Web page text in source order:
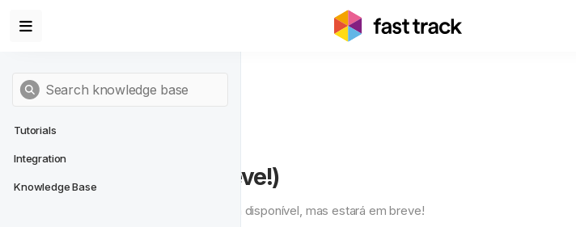
Tutorials
Integration
Knowledge BaseMercados (Em breve!)
Esta funcionalidade ainda não está disponível, mas estará em breve!